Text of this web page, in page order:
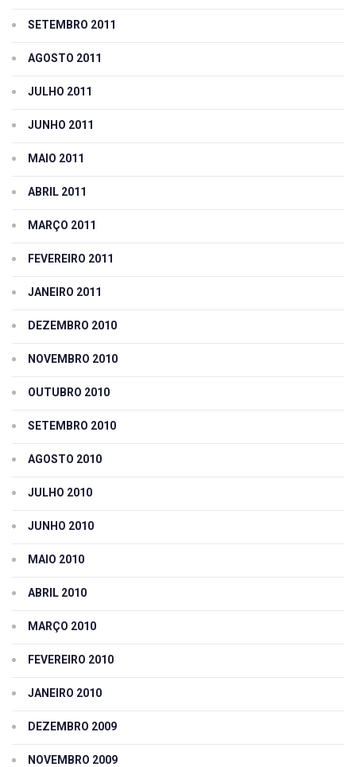
SETEMBRO 2011
AGOSTO 2011
JULHO 2011
JUNHO 2011
MAIO 2011
ABRIL 2011
MARÇO 2011
FEVEREIRO 2011
JANEIRO 2011
DEZEMBRO 2010
NOVEMBRO 2010
OUTUBRO 2010
SETEMBRO 2010
AGOSTO 2010
JULHO 2010
JUNHO 2010
MAIO 2010
ABRIL 2010
MARÇO 2010
FEVEREIRO 2010
JANEIRO 2010
DEZEMBRO 2009
NOVEMBRO 2009